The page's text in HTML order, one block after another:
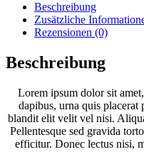
Beschreibung
Zusätzliche
Rezensionen (0)
Beschreibung
Lorem ipsum dolor sit
dapibus, urna quis placerat
blandit elit velit vel nisi.
Pellentesque sed gravida
efficitur. Donec lectus nisi,